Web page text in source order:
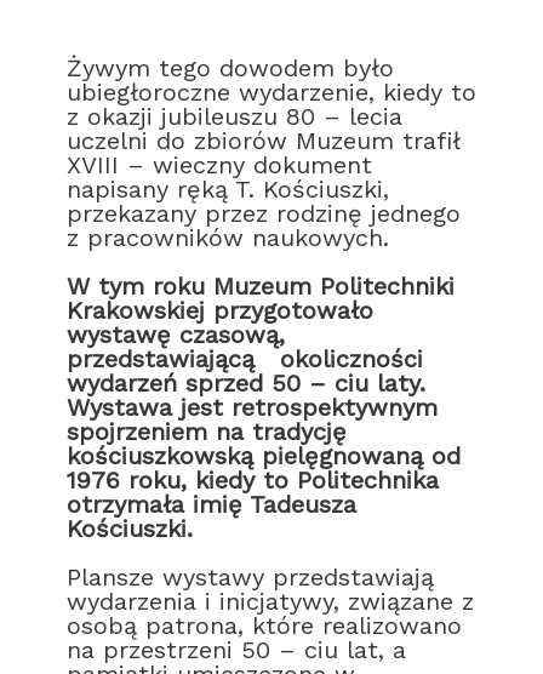
Żywym tego dowodem było
ubiegłoroczne wydarzenie, kiedy to
z okazji jubileuszu 80 – lecia
uczelni do zbiorów Muzeum trafił
XVIII – wieczny dokument
napisany ręką T. Kościuszki,
przekazany przez rodzinę jednego
z pracowników naukowych.
W tym roku Muzeum Politechniki
Krakowskiej przygotowało
wystawę czasową,
przedstawiającą okoliczności
wydarzeń sprzed 50 – ciu laty.
Wystawa jest retrospektywnym
spojrzeniem na tradycję
kościuszkowską pielęgnowaną od
1976 roku, kiedy to Politechnika
otrzymała imię Tadeusza
Kościuszki.
Plansze wystawy przedstawiają
wydarzenia i inicjatywy, związane z
osobą patrona, które realizowano
na przestrzeni 50 – ciu lat, a